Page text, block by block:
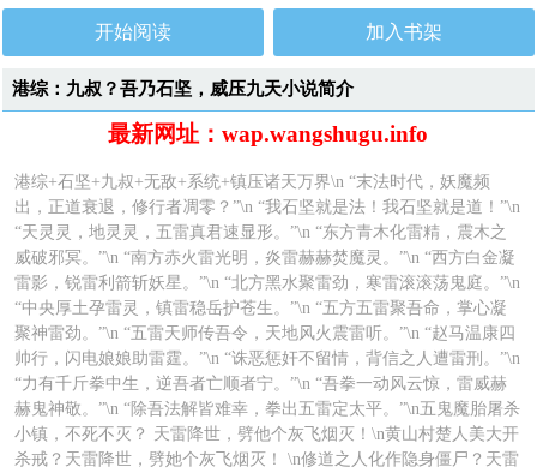
开始阅读 加入书架
港综：九叔？吾乃石坚，威压九天小说简介
最新网址：wap.wangshugu.info
港综+石坚+九叔+无敌+系统+镇压诸天万界\n “末法时代，妖魔频
出，正道衰退，修行者凋零？”\n “我石坚就是法！我石坚就是道！”\n
“天灵灵，地灵灵，五雷真君速显形。”\n “东方青木化雷精，震木之
威破邪冥。”\n “南方赤火雷光明，炎雷赫赫焚魔灵。”\n “西方白金凝
雷影，锐雷利箭斩妖星。”\n “北方黑水聚雷劲，寒雷滚滚荡鬼庭。”\n
“中央厚土孕雷灵，镇雷稳岳护苍生。”\n “五方五雷聚吾命，掌心凝
聚神雷劲。”\n “五雷天师传吾令，天地风火震雷听。”\n “赵马温康四
帅行，闪电娘娘助雷霆。”\n “诛恶惩奸不留情，背信之人遭雷刑。”\n
“力有千斤拳中生，逆吾者亡顺者宁。”\n “吾拳一动风云惊，雷威赫
赫鬼神敬。”\n “除吾法解皆难幸，拳出五雷定太平。”\n五鬼魔胎屠杀
小镇，不死不灭？ 天雷降世，劈他个灰飞烟灭！\n黄山村楚人美大开
杀戒？天雷降世，劈她个灰飞烟灭！ \n修道之人化作隐身僵尸？天雷